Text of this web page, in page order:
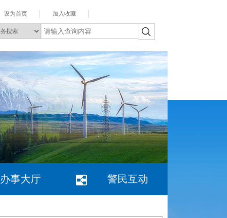
设为首页 加入收藏
办事大厅 警民互动